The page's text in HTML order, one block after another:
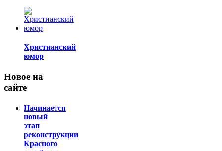
Христианский
юмор
Новое на
сайте
Начинается
новый
этап
реконструкции
Красного